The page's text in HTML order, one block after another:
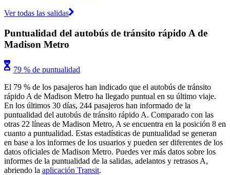
Ver todas las salidas
Puntualidad del autobús de tránsito rápido A de
Madison Metro
79 % de puntualidad
El 79 % de los pasajeros han indicado que el autobús de tránsito
rápido A de Madison Metro ha llegado puntual en su último viaje.
En los últimos 30 días, 244 pasajeros han informado de la
puntualidad del autobús de tránsito rápido A. Comparado con las
otras 22 líneas de Madison Metro, A se encuentra en la posición 8 en
cuanto a puntualidad. Estas estadísticas de puntualidad se generan
en base a los informes de los usuarios y pueden ser diferentes de los
datos oficiales de Madison Metro. Puedes ver más datos sobre los
informes de la puntualidad de la salidas, adelantos y retrasos A,
abriendo la aplicación Transit.